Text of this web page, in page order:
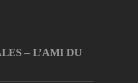
– L’AMI DU